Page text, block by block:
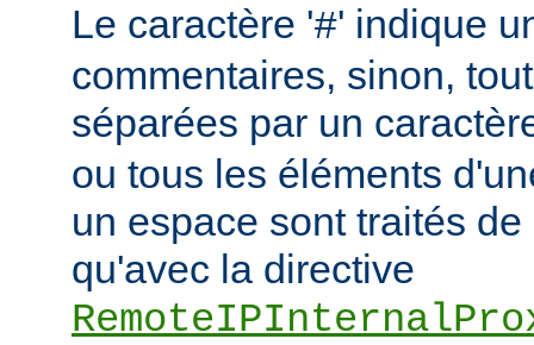
Le caractère '#' indique
commentaires, sinon,
séparées par un
ou tous les éléments
un espace sont traités
qu'avec la directive